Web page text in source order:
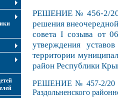
РЕШЕНИЕ № 456-2/20
решения
совета I созыва от
утверждения
территории
район Республики
РЕШЕНИЕ № 457-2/20
Раздольненского